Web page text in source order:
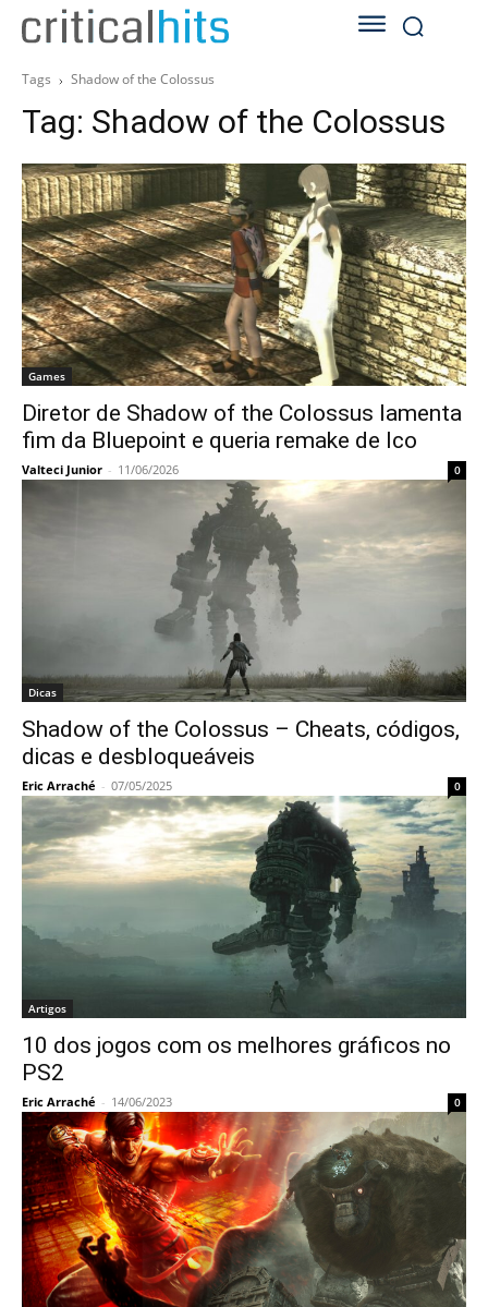
Tags Shadow of the Colossus
Tag: Shadow of the Colossus
Games
Diretor de Shadow of the Colossus lamenta
fim da Bluepoint e queria remake de Ico
Valteci Junior - 11/06/2026 0
Dicas
Shadow of the Colossus – Cheats, códigos,
dicas e desbloqueáveis
Eric Arraché - 07/05/2025 0
Artigos
10 dos jogos com os melhores gráficos no
PS2
Eric Arraché - 14/06/2023 0